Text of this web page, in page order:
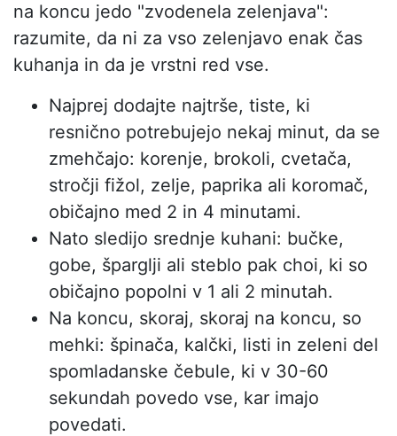
na koncu jedo "zvodenela zelenjava":
razumite, da ni za vso zelenjavo enak čas
kuhanja in da je vrstni red vse.
Najprej dodajte najtrše, tiste, ki
resnično potrebujejo nekaj minut, da se
zmehčajo: korenje, brokoli, cvetača,
stročji fižol, zelje, paprika ali koromač,
običajno med 2 in 4 minutami.
Nato sledijo srednje kuhani: bučke,
gobe, šparglji ali steblo pak choi, ki so
običajno popolni v 1 ali 2 minutah.
Na koncu, skoraj, skoraj na koncu, so
mehki: špinača, kalčki, listi in zeleni del
spomladanske čebule, ki v 30-60
sekundah povedo vse, kar imajo
povedati.